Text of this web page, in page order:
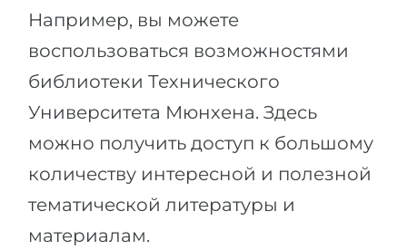
Например, вы можете
воспользоваться возможностями
библиотеки Технического
Университета Мюнхена. Здесь
можно получить доступ к большому
количеству интересной и полезной
тематической литературы и
материалам.